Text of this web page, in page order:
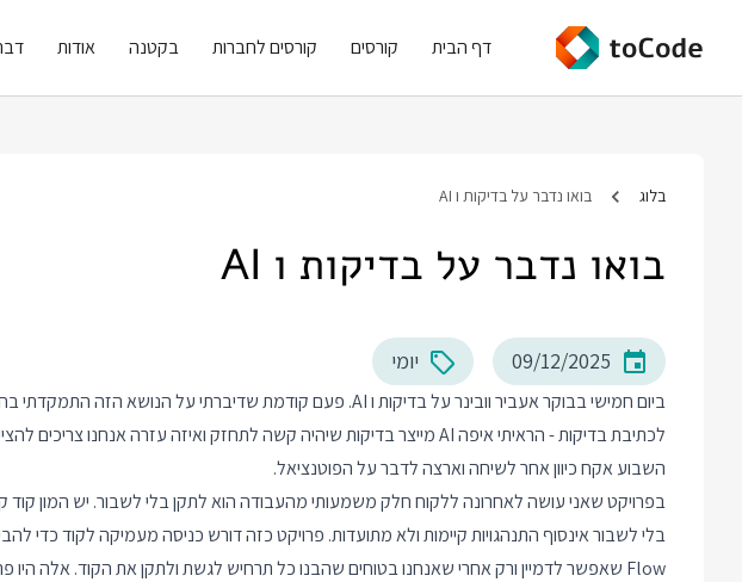
דף הבית קורסים קורסים לחברות בקטנה אודות
בלוג בואו נדבר על בדיקות ו AI
בואו נדבר על בדיקות ו AI
09/12/2025 יומי
לכתיבת בדיקות - הראיתי איפה AI מייצר בדיקות שיהיה קשה לתחזק ואיזה עזרה אנחנו צריכים להציע לו כדי לקבל סט בדיקות אמין.
השבוע אקח כיוון אחר לשיחה וארצה לדבר על הפוטנציאל.
בפרויקט שאני עושה לאחרונה ללקוח חלק משמעותי מהעבודה הוא לתקן בלי לשבור. יש המון קוד
בלי לשבור אינסוף התנהגויות קיימות ולא מתועדות. פרויקט כזה דורש כניסה מעמיקה לקוד כדי
Flow שאפשר לדמיין ורק אחרי שאנחנו בטוחים שהבנו כל תרחיש לגשת ולתקן את הקוד. אלה היו פרויקטים ארוכים ומלאים טעויות.